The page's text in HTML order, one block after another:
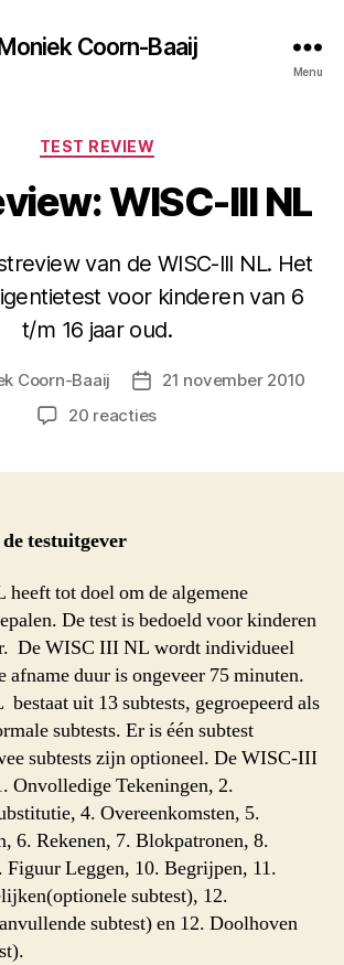
Coorn-Baaij
Menu
Categorieën
TEST REVIEW
WISC-III NL
van de WISC-III NL. Het
voor kinderen van 6
t/m 16 jaar oud.
Coorn-Baaij Berichtdatum
21 november 2010
20 reactiesop
testuitgever
tot doel om de algemene
De test is bedoeld voor kinderen
De WISC III NL wordt individueel
afname duur is ongeveer 75 minuten.
uit 13 subtests, gegroepeerd als
subtests. Er is één subtest
subtests zijn optioneel. De WISC-III
Onvolledige Tekeningen, 2.
4. Overeenkomsten, 5.
6. Rekenen, 7. Blokpatronen, 8.
Figuur Leggen, 10. Begrijpen, 11.
subtest), 12.
subtest) en 12. Doolhoven